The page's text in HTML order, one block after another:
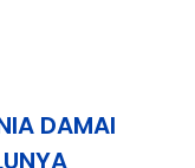
DAMAI